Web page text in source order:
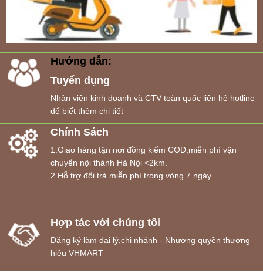
Hướng dẫn:
Tuyển dụng
Nhân viên kinh doanh và CTV toàn quốc liên hệ hotline
để biết thêm chi tiết
Chính Sách
1.Giao hàng tận nơi đồng kiểm COD,miễn phí vận
chuyển nội thành Hà Nội <2km.
2.Hỗ trợ đổi trả miễn phí trong vòng 7 ngày.
Hợp tác với chúng tôi
Đăng ký làm đại lý,chi nhánh - Nhượng quyền thương
hiệu VHMART